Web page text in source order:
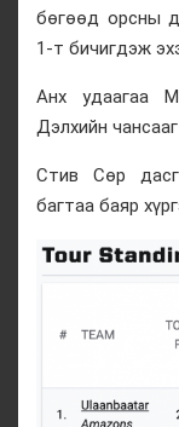
бөгөөд орсны
1-т бичигдэж
Анх удаагаа
Дэлхийн
Стив Сөр
багтаа баяр